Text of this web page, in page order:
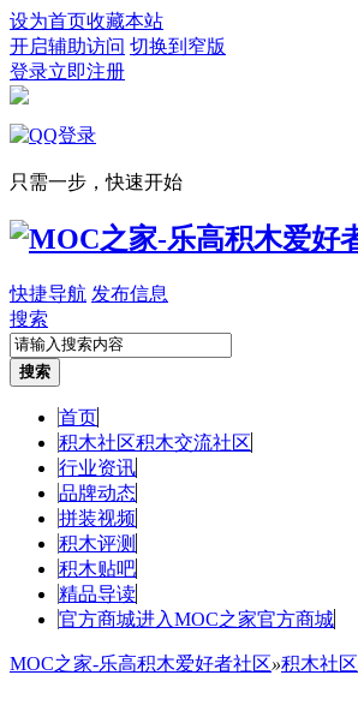
设为首页收藏本站
开启辅助访问 切换到窄版
登录立即注册
只需一步，快速开始
快捷导航 发布信息
搜索
搜索
首页
积木社区积木交流社区
行业资讯
品牌动态
拼装视频
积木评测
积木贴吧
精品导读
官方商城进入MOC之家官方商城
MOC之家-乐高积木爱好者社区»积木社区